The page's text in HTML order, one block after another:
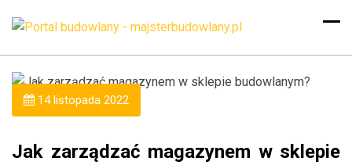
14 listopada 2022
Jak zarządzać magazynem w sklepie